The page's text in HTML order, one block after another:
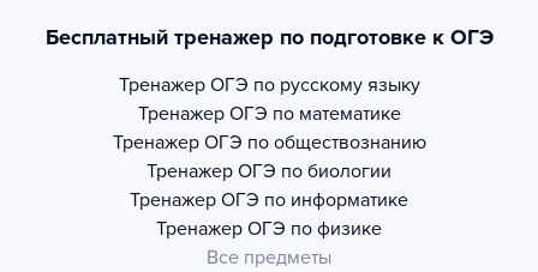
Бесплатный тренажер по подготовке к ОГЭ
Тренажер ОГЭ по русскому языку
Тренажер ОГЭ по математике
Тренажер ОГЭ по обществознанию
Тренажер ОГЭ по биологии
Тренажер ОГЭ по информатике
Тренажер ОГЭ по физике
Все предметы